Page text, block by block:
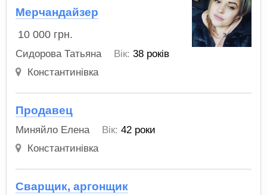
Мерчандайзер
10 000 грн.
Сидорова Татьяна Вік: 38 років
Константинівка
Продавец
Миняйло Елена Вік: 42 роки
Константинівка
Сварщик, аргонщик